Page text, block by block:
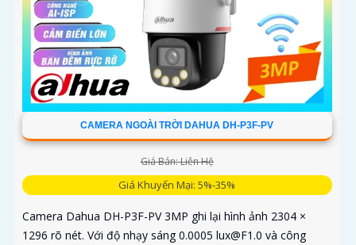
CAMERA NGOÀI TRỜI DAHUA DH-P3F-PV
Giá Bán: Liên Hệ
Giá Khuyến Mại: 5%-35%
Camera Dahua DH-P3F-PV 3MP ghi lại hình ảnh 2304 ×
1296 rõ nét. Với độ nhạy sáng 0.0005 lux@F1.0 và công